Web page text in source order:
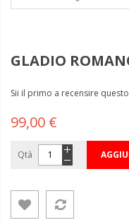
GLADIO
Sii il primo a recensire
99,00 €
Qtà